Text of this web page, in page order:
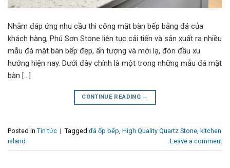
Nhằm đáp ứng nhu cầu thi công mặt bàn bếp bằng đá của
khách hàng, Phú Sơn Stone liên tục cải tiến và sản xuất ra nhiều
mẫu đá mặt bàn bếp đẹp, ấn tượng và mới lạ, đón đầu xu
hướng hiện nay. Dưới đây chính là một trong những mẫu đá mặt
bàn […]
CONTINUE READING →
Posted in Tin tức | Tagged đá ốp bếp High Quality Quartz Stone kitchen
island
Leave a comment